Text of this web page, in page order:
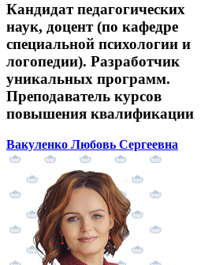
Кандидат педагогических
наук, доцент (по кафедре
специальной психологии и
логопедии). Разработчик
уникальных программ.
Преподаватель курсов
повышения квалификации
Вакуленко Любовь Сергеевна